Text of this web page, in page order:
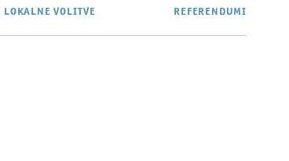
LOKALNE VOLITVE REFERENDUMI